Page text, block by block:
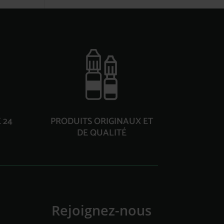
24 PRODUITS ORIGINAUX ET
DE QUALITÉ
Rejoignez-nous